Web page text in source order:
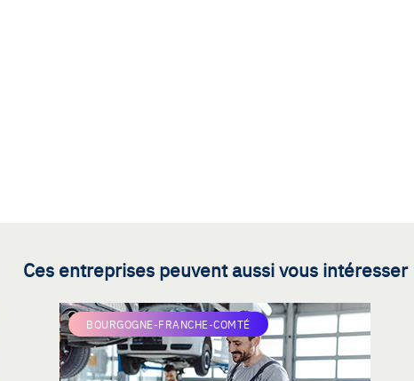
Ces entreprises peuvent aussi vous intéresser
BOURGOGNE-FRANCHE-COMTÉ